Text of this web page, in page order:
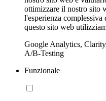
ottimizzare il nostro sito
l'esperienza
questo sito web
Google Analytics,
A/B-Testing
Funzionale